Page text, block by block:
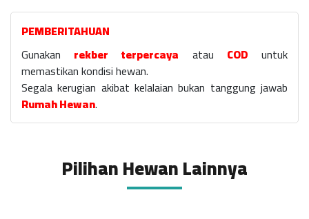
PEMBERITAHUAN
Gunakan rekber terpercaya atau COD untuk
memastikan kondisi hewan.
Segala kerugian akibat kelalaian bukan tanggung jawab
Rumah Hewan.
Pilihan Hewan Lainnya